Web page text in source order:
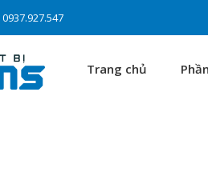
0937.927.547
Trang chủ